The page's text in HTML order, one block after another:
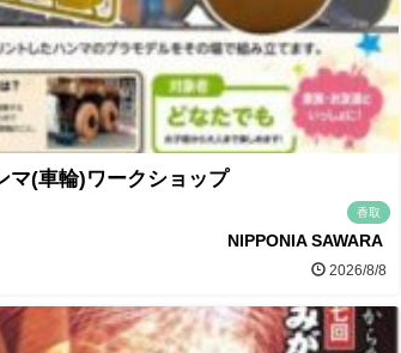
マ(車輪)ワークショップ
香取
NIPPONIA SAWARA
2026/8/8